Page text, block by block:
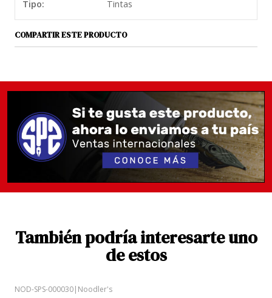
tampoco te confíes. Lava tu pluma al menos una vez
al mes.
Tipo: Tintas
COMPARTIR ESTE PRODUCTO
También podría interesarte uno
de estos
NOD-SPS-000030| Noodler's